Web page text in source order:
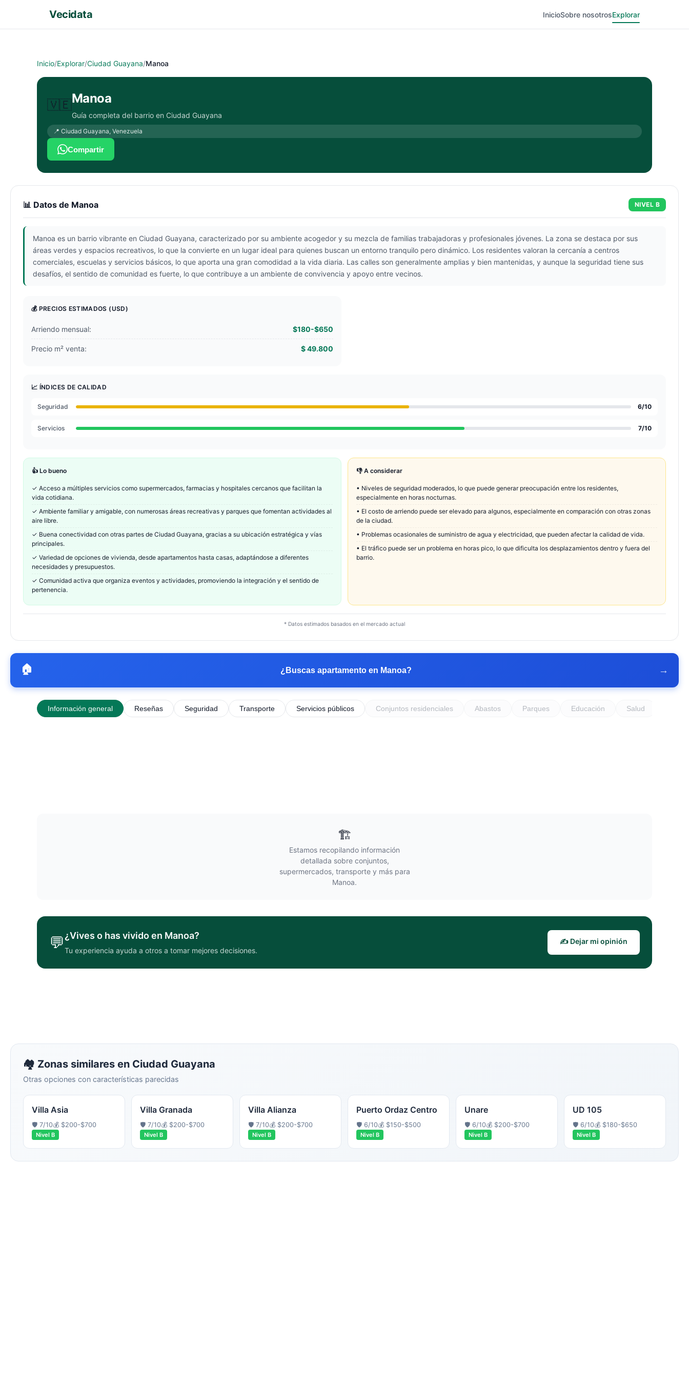
Vecidata InicioSobre nosotrosExplorar
Inicio/Explorar/Ciudad Guayana/Manoa
🇻🇪Manoa
Guía completa del barrio en Ciudad Guayana
📍 Ciudad Guayana, Venezuela
Compartir
📊 Datos de Manoa NIVEL B
Manoa es un barrio vibrante en Ciudad Guayana, caracterizado por su ambiente acogedor y su mezcla de familias trabajadoras y profesionales jóvenes. La zona se destaca por sus
áreas verdes y espacios recreativos, lo que la convierte en un lugar ideal para quienes buscan un entorno tranquilo pero dinámico. Los residentes valoran la cercanía a centros
comerciales, escuelas y servicios básicos, lo que aporta una gran comodidad a la vida diaria. Las calles son generalmente amplias y bien mantenidas, y aunque la seguridad tiene sus
desafíos, el sentido de comunidad es fuerte, lo que contribuye a un ambiente de convivencia y apoyo entre vecinos.
💰 PRECIOS ESTIMADOS (USD)
Arriendo mensual: $180-$650
Precio m² venta: $ 49.800
📈 ÍNDICES DE CALIDAD
Seguridad 6/10
Servicios 7/10
👍 Lo bueno
✓ Acceso a múltiples servicios como supermercados, farmacias y hospitales cercanos que facilitan la
vida cotidiana.
✓ Ambiente familiar y amigable, con numerosas áreas recreativas y parques que fomentan actividades al
aire libre.
✓ Buena conectividad con otras partes de Ciudad Guayana, gracias a su ubicación estratégica y vías
principales.
✓ Variedad de opciones de vivienda, desde apartamentos hasta casas, adaptándose a diferentes
necesidades y presupuestos.
✓ Comunidad activa que organiza eventos y actividades, promoviendo la integración y el sentido de
pertenencia.
👎 A considerar
• Niveles de seguridad moderados, lo que puede generar preocupación entre los residentes,
especialmente en horas nocturnas.
• El costo de arriendo puede ser elevado para algunos, especialmente en comparación con otras zonas
de la ciudad.
• Problemas ocasionales de suministro de agua y electricidad, que pueden afectar la calidad de vida.
• El tráfico puede ser un problema en horas pico, lo que dificulta los desplazamientos dentro y fuera del
barrio.
* Datos estimados basados en el mercado actual
🏠 ¿Buscas apartamento en Manoa? →
Información general Reseñas Seguridad Transporte Servicios públicos Conjuntos residenciales Abastos Parques Educación Salud
🏗️
Estamos recopilando información
detallada sobre conjuntos,
supermercados, transporte y más para
Manoa.
💬¿Vives o has vivido en Manoa?
Tu experiencia ayuda a otros a tomar mejores decisiones.
✍️ Dejar mi opinión
🏘️ Zonas similares en Ciudad Guayana
Otras opciones con características parecidas
Villa Asia
🛡️ 7/10💰 $200-$700
Nivel B
Villa Granada
🛡️ 7/10💰 $200-$700
Nivel B
Villa Alianza
🛡️ 7/10💰 $200-$700
Nivel B
Puerto Ordaz Centro
🛡️ 6/10💰 $150-$500
Nivel B
Unare
🛡️ 6/10💰 $200-$700
Nivel B
UD 105
🛡️ 6/10💰 $180-$650
Nivel B